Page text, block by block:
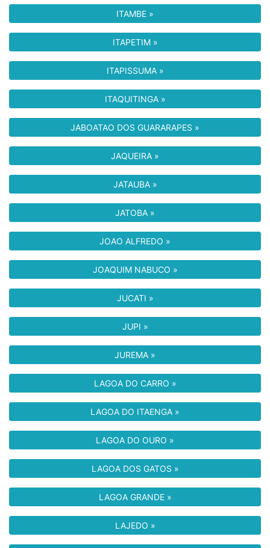
ITAMBE »
ITAPETIM »
ITAPISSUMA »
ITAQUITINGA »
JABOATAO DOS GUARARAPES »
JAQUEIRA »
JATAUBA »
JATOBA »
JOAO ALFREDO »
JOAQUIM NABUCO »
JUCATI »
JUPI »
JUREMA »
LAGOA DO CARRO »
LAGOA DO ITAENGA »
LAGOA DO OURO »
LAGOA DOS GATOS »
LAGOA GRANDE »
LAJEDO »